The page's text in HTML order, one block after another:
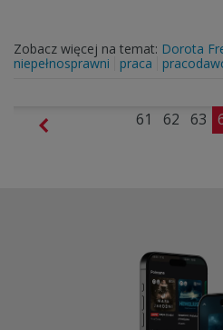
Zobacz więcej na temat: Dorota
niepełnosprawni
praca
61 62 63